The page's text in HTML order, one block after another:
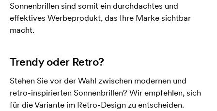
Sonnenbrillen sind somit ein durchdachtes und
effektives Werbeprodukt, das Ihre Marke sichtbar
macht.
Trendy oder Retro?
Stehen Sie vor der Wahl zwischen modernen und
retro-inspirierten Sonnenbrillen? Wir empfehlen, sich
für die Variante im Retro-Design zu entscheiden.